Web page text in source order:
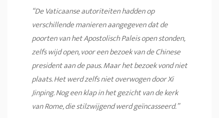
“De Vaticaanse autoriteiten hadden op
verschillende manieren aangegeven dat de
poorten van het Apostolisch Paleis open stonden,
zelfs wijd open, voor een bezoek van de Chinese
president aan de paus. Maar het bezoek vond niet
plaats. Het werd zelfs niet overwogen door Xi
Jinping. Nog een klap in het gezicht van de kerk
van Rome, die stilzwijgend werd geïncasseerd.”